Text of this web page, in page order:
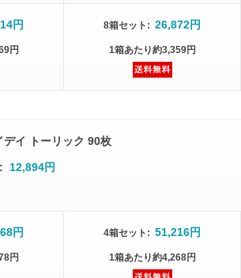
円
円
8箱セット : 26,872円
1箱あたり約3,359円
デイ トーリック 90枚
12,894円
円
円
4箱セット : 51,216円
1箱あたり約4,268円